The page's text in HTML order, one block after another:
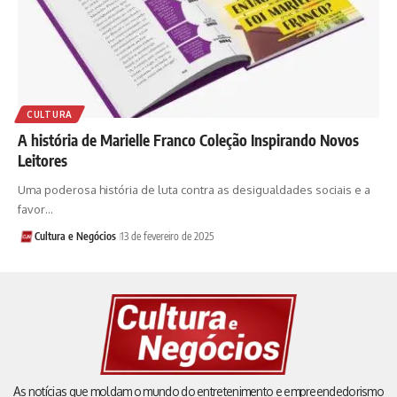
CULTURA
A história de Marielle Franco Coleção Inspirando Novos
Leitores
Uma poderosa história de luta contra as desigualdades sociais e a
favor…
Cultura e Negócios 13 de fevereiro de 2025
As notícias que moldam o mundo do entretenimento e empreendedorismo